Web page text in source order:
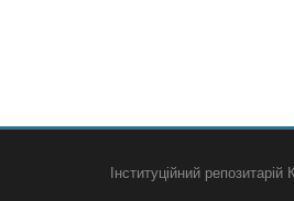
Інституційний